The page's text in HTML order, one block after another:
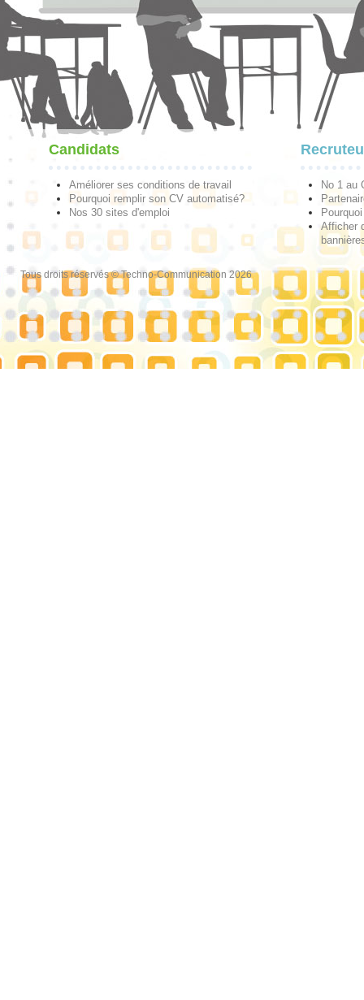
Candidats
Améliorer ses conditions de travail
Pourquoi remplir son CV automatisé?
Nos 30 sites d'emploi
No 1 au
Afficher
Tous droits réservés © Techno-Communication 2026